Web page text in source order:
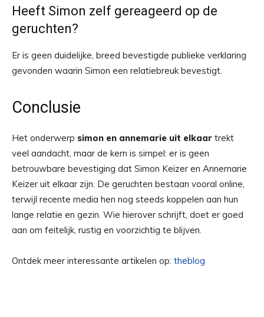
Heeft Simon zelf gereageerd op de
geruchten?
Er is geen duidelijke, breed bevestigde publieke verklaring
gevonden waarin Simon een relatiebreuk bevestigt.
Conclusie
Het onderwerp simon en annemarie uit elkaar trekt
veel aandacht, maar de kern is simpel: er is geen
betrouwbare bevestiging dat Simon Keizer en Annemarie
Keizer uit elkaar zijn. De geruchten bestaan vooral online,
terwijl recente media hen nog steeds koppelen aan hun
lange relatie en gezin. Wie hierover schrijft, doet er goed
aan om feitelijk, rustig en voorzichtig te blijven.
Ontdek meer interessante artikelen op: theblog